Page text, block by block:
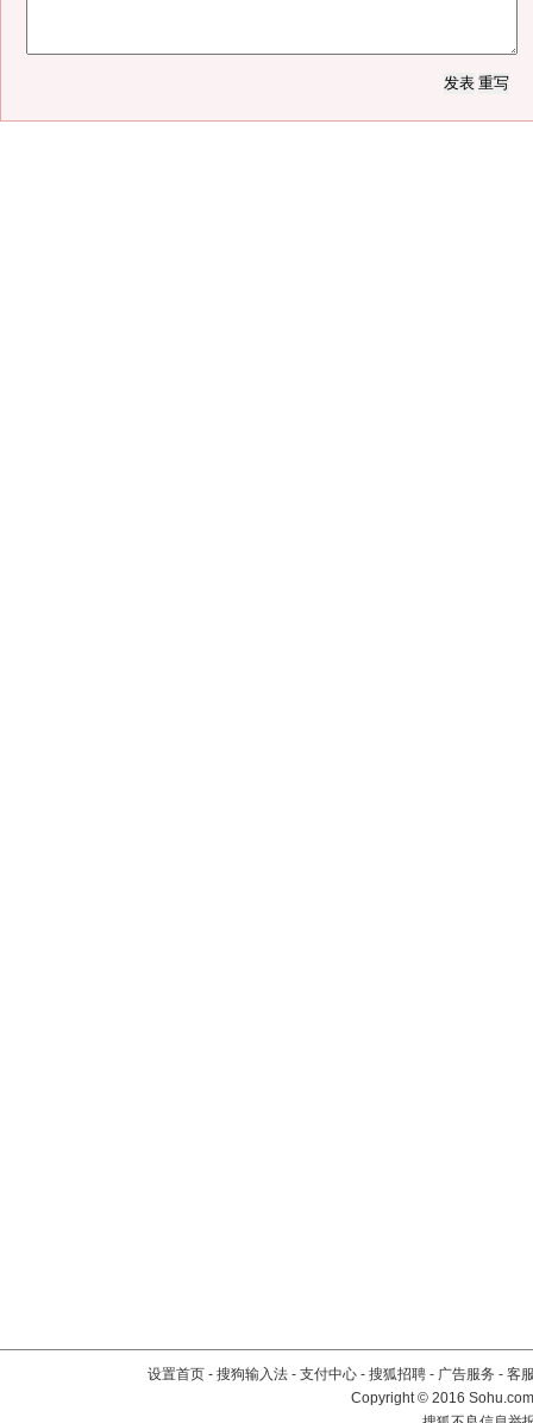
设置首页 - 搜狗输入法 - 支付中心 - 搜狐招聘 - 广告服务 - 客
Copyright©2016